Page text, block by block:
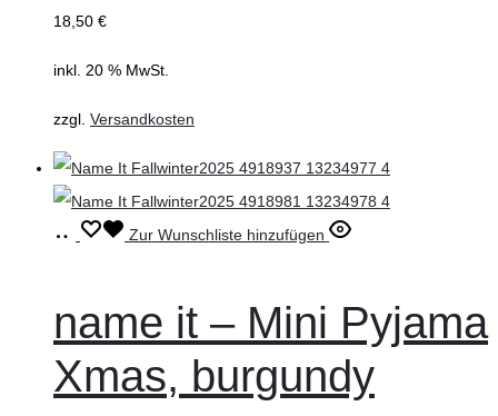
18,50 €
inkl. 20 % MwSt.
zzgl. Versandkosten
Ausführung
Dieses
mehrere
Varianten
auf.
Zur Wunschliste hinzufügen
name it – Mini Pyjama
Xmas, burgundy